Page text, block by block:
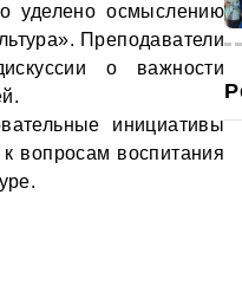
уделено осмыслению
Преподаватели
о важности
инициативы
вопросам воспитания